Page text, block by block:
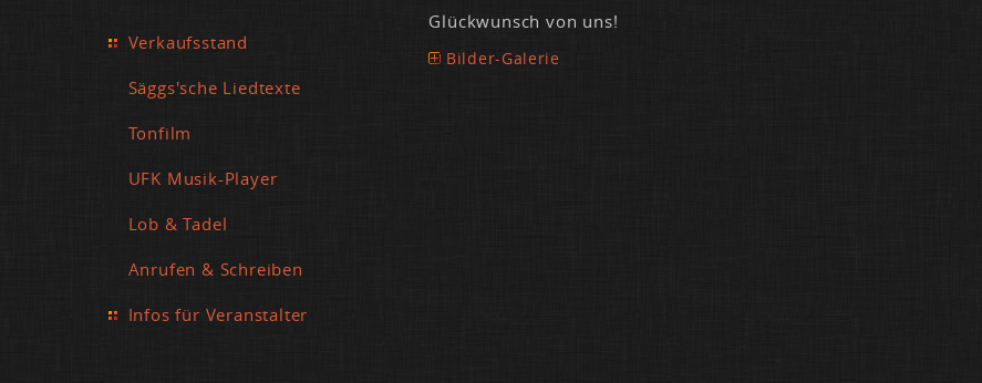
Verkaufsstand
Säggs'sche Liedtexte
Tonfilm
UFK Musik-Player
Lob & Tadel
Anrufen & Schreiben
Infos für Veranstalter
Glück­wunsch von uns!
Bilder-Galerie